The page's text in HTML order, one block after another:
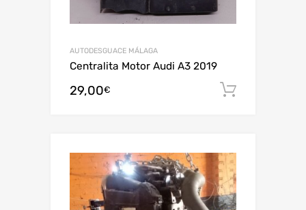
AUTODESGUACE MÁLAGA
Centralita Motor Audi A3 2019
29,00€